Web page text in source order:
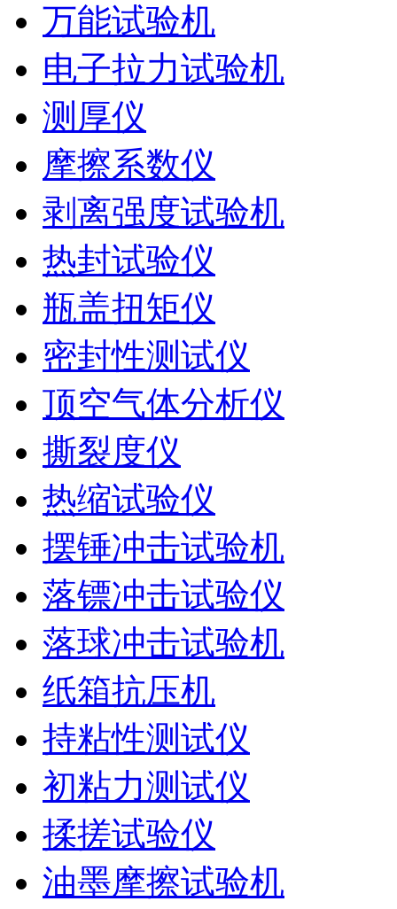
万能试验机
电子拉力试验机
测厚仪
摩擦系数仪
剥离强度试验机
热封试验仪
瓶盖扭矩仪
密封性测试仪
顶空气体分析仪
撕裂度仪
热缩试验仪
摆锤冲击试验机
落镖冲击试验仪
落球冲击试验机
纸箱抗压机
持粘性测试仪
初粘力测试仪
揉搓试验仪
油墨摩擦试验机